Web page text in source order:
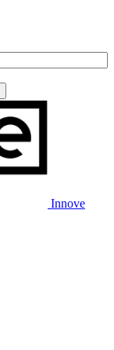
Innove